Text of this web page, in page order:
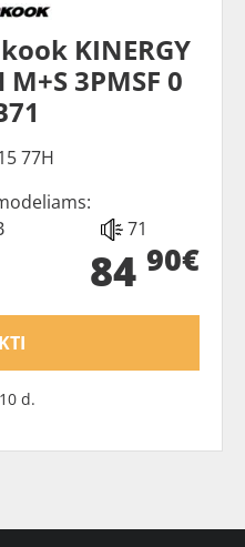
KINERGY
3PMSF 0
77H
71
84 90€
d.